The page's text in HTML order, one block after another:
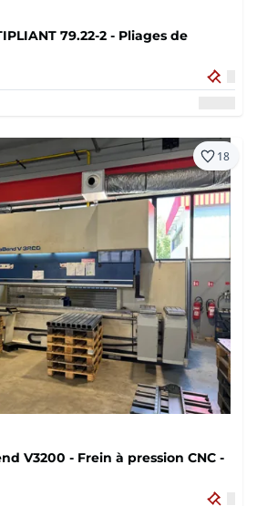
79.22-2 - Pliages de
18
V3200 - Frein à pression CNC -